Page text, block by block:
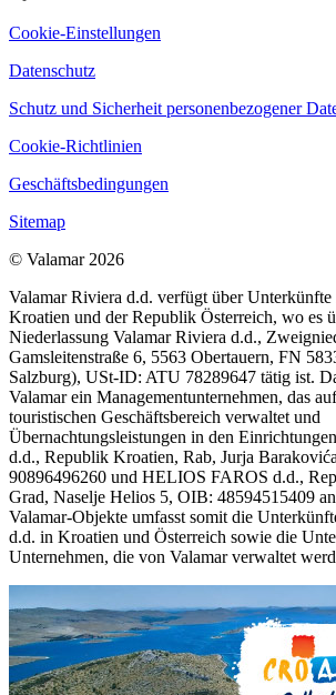
Cookie-Einstellungen
Datenschutz
Schutz und Sicherheit personenbezogener
Cookie-Richtlinien
Geschäftsbedingungen
Sitemap
© Valamar 2026
Valamar Riviera d.d. verfügt über
Kroatien und der Republik Österreich, wo es
Niederlassung Valamar Riviera d.d.,
Gamsleitenstraße 6, 5563 Obertauern, FN
Salzburg), USt-ID: ATU 78289647 tätig ist.
Valamar ein Managementunternehmen, das
touristischen Geschäftsbereich verwaltet und
Übernachtungsleistungen in den
d.d., Republik Kroatien, Rab, Jurja
90896496260 und HELIOS FAROS d.d.,
Grad, Naselje Helios 5, OIB: 48594515409
Valamar-Objekte umfasst somit die
d.d. in Kroatien und Österreich sowie die
Unternehmen, die von Valamar verwaltet